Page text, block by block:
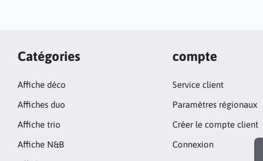
Catégories
Affiche déco
Affiches duo
Affiche trio
Affiche N&B
compte
Service client
Paramètres régionaux
Créer le compte client
Connexion